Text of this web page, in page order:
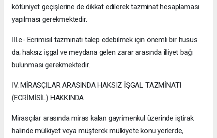
kötüniyet geçişlerine de dikkat edilerek tazminat hesaplaması
yapılması gerekmektedir.
III.e- Ecrimisil tazminatı talep edebilmek için önemli bir husus
da; haksız işgal ve meydana gelen zarar arasında illiyet bağı
bulunması gerekmektedir.
IV. MİRASÇILAR ARASINDA HAKSIZ İŞGAL TAZMİNATI
(ECRİMİSİL) HAKKINDA
Mirasçılar arasında miras kalan gayrimenkul üzerinde iştirak
halinde mülkiyet veya müşterek mülkiyete konu yerlerde,